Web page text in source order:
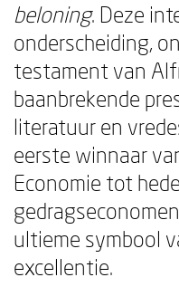
beloning. Deze
onderscheiding,
testament van
baanbrekende
literatuur en
eerste winnaar
Economie tot
ultieme symbool
excellentie.